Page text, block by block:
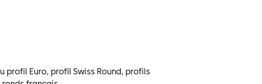
profil Euro, profil Swiss Round, profils